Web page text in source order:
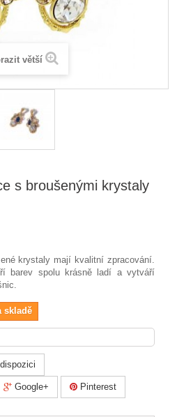
větší
s broušenými krystaly
krystaly mají kvalitní zpracování.
barev spolu krásně ladí a vytváří
skladě
Google+ Pinterest